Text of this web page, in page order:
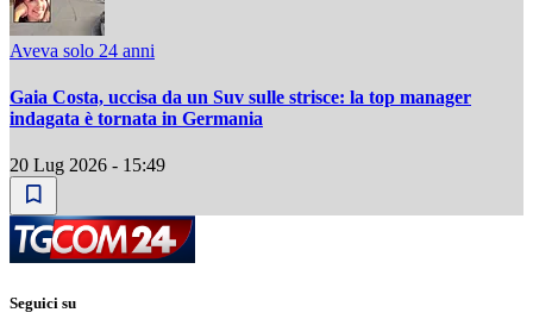
Aveva solo 24 anni
Gaia Costa, uccisa da un Suv sulle strisce: la top manager
indagata è tornata in Germania
20 Lug 2026 - 15:49
Seguici su